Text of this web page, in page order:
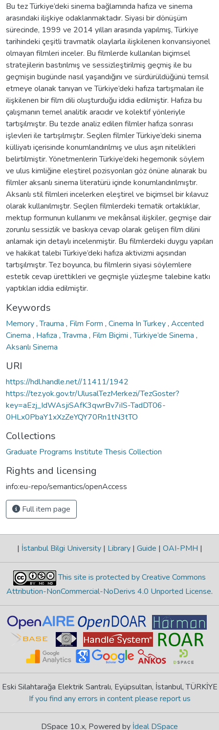
Bu tez Türkiye’deki sinema bağlamında hafıza ve sinema
arasındaki ilişkiye odaklanmaktadır. Siyasi bir dönüşüm
sürecinde, 1999 ve 2014 yılları arasında yapılmış, Türkiye
tarihindeki çeşitli travmatik olaylarla ilişkilenen konvansiyonel
olmayan filmleri inceler. Bu filmlerde kullanılan biçimsel
stratejilerin bastırılmış ve sessizleştirilmiş geçmiş ile bu
geçmişin bugünde nasıl yaşandığını ve sürdürüldüğünü temsil
etmeye olanak tanıyan ve Türkiye’deki hafıza tartışmaları ile
ilişkilenen bir film dili oluşturduğu iddia edilmiştir. Hafıza bu
çalışmanın temel analitik aracıdır ve kolektif yönleriyle
tartışılmıştır. Bu tezde analiz edilen filmler hafıza sonrası
işlevleri ile tartışılmıştır. Seçilen filmler Türkiye’deki sinema
külliyatı içerisinde konumlandırılmış ve ulus aşırı nitelikleri
belirtilmiştir. Yönetmenlerin Türkiye’deki hegemonik söylem
ve ulus kimliğine eleştirel pozisyonları göz önüne alınarak bu
filmler aksanlı sinema literatürü içinde konumlandırılmıştır.
Aksanlı stil filmleri incelerken eleştirel ve biçimsel bir kılavuz
olarak kullanılmıştır. Seçilen filmlerdeki tematik ortaklıklar,
mektup formunun kullanımı ve mekânsal ilişkiler, geçmişe dair
zorunlu sessizlik ve baskıya cevap olarak gelişen film dilini
anlamak için detaylı incelenmiştir. Bu filmlerdeki duygu yapıları
ve hakikat talebi Türkiye’deki hafıza aktivizmi açısından
tartışılmıştır. Tez boyunca, bu filmlerin siyasi söylemlere
estetik cevap ürettikleri ve geçmişle yüzleşme talebine katkı
yaptıkları iddia edilmiştir.
Keywords
Memory,Trauma , Film Form , Cinema In Turkey, Accented
Cinema , Hafıza ,Travma , Film Biçimi ,Türkiye’de Sinema ,
Aksanlı Sinema
URI
https://hdl.handle.net//11411/1942
https://tez.yok.gov.tr/UlusalTezMerkezi/TezGoster?
key=aEzj_IdWAsjiSAfK3qwrBv7iIS-TadDT06-
0HLx0PbaY1xXzZeYQY70Rn1tN3tTO
Collections
Graduate Programs Institute Thesis Collection
Rights and licensing
info:eu-repo/semantics/openAccess
Full item page
| İstanbul Bilgi University | Library | Guide | OAI-PMH |
This site is protected by Creative Commons
Attribution-NonCommercial-NoDerivs 4.0 Unported License.
Eski Silahtarağa Elektrik Santralı, Eyüpsultan, İstanbul, TÜRKİYE
If you find any errors in content please report us
DSpace 10.x, Powered by İdeal DSpace